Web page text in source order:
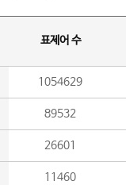
표제어 수
1054629
89532
26601
11460